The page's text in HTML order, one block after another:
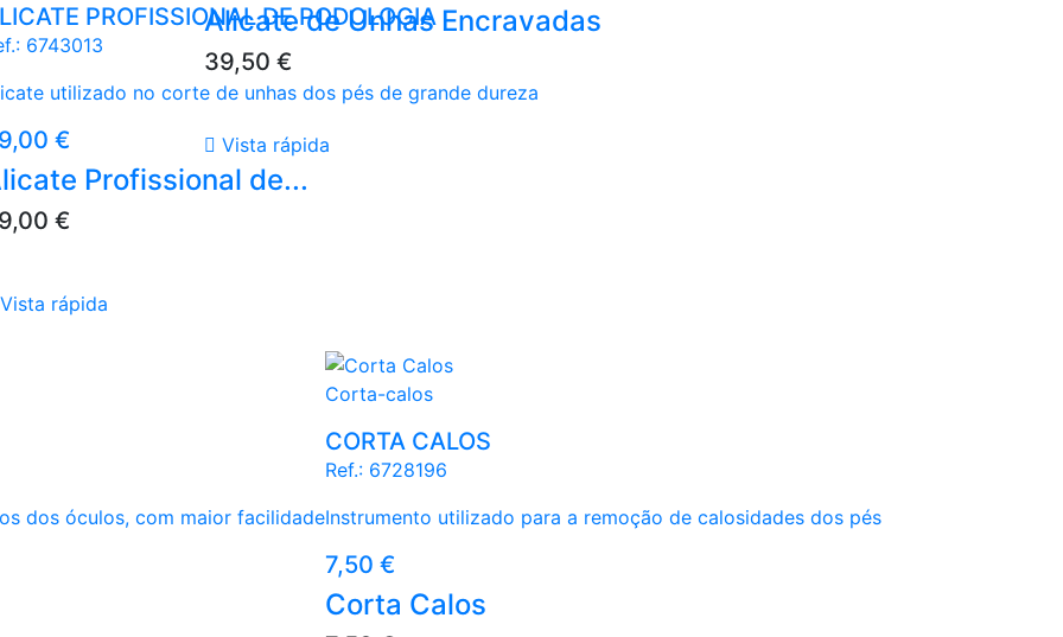
Alicate de Unhas Encravadas
Preço
39,50 €
 Vista rápida
PROFISSIONAL DE PODOLOGIA
6743013
utilizado no corte de unhas dos pés de grande dureza
€
Profissional de...
€
Vista rápida
dos óculos, com maior facilidade
Corta-calos
CORTA CALOS
Ref.: 6728196
Instrumento utilizado para a remoção de calosidades dos pés
Preço
7,50 €
Corta Calos